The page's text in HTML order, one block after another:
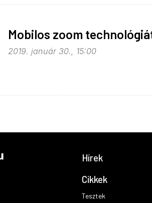
Mobilos zoom
2019. január 30., 15:00
Hírek
Cikkek
Tesztek